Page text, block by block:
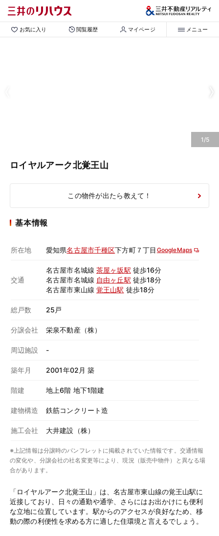
お気に入り 閲覧履歴 マイページ メニュー
1/5
ロイヤルアーク北覚王山
この物件が出たら教えて！
基本情報
所在地 愛知県名古屋市千種区下方町７丁目 GoogleMaps
交通
名古屋市名城線 茶屋ヶ坂駅 徒歩16分
名古屋市名城線 自由ヶ丘駅 徒歩18分
名古屋市東山線 覚王山駅 徒歩18分
総戸数 25戸
分譲会社 栄泉不動産（株）
周辺施設 -
築年月 2001年02月 築
階建 地上6階 地下1階建
建物構造 鉄筋コンクリート造
施工会社 大井建設（株）
※上記情報は分譲時のパンフレットに掲載されていた情報です。交通情報
の変化や、分譲会社の社名変更等により、現況（販売中物件）と異なる場
合があります。
「ロイヤルアーク北覚王山」は、名古屋市東山線の覚王山駅に
近接しており、日々の通勤や通学、さらにはお出かけにも便利
な立地に位置しています。駅からのアクセスが良好なため、移
動の際の利便性を求める方に適した住環境と言えるでしょう。